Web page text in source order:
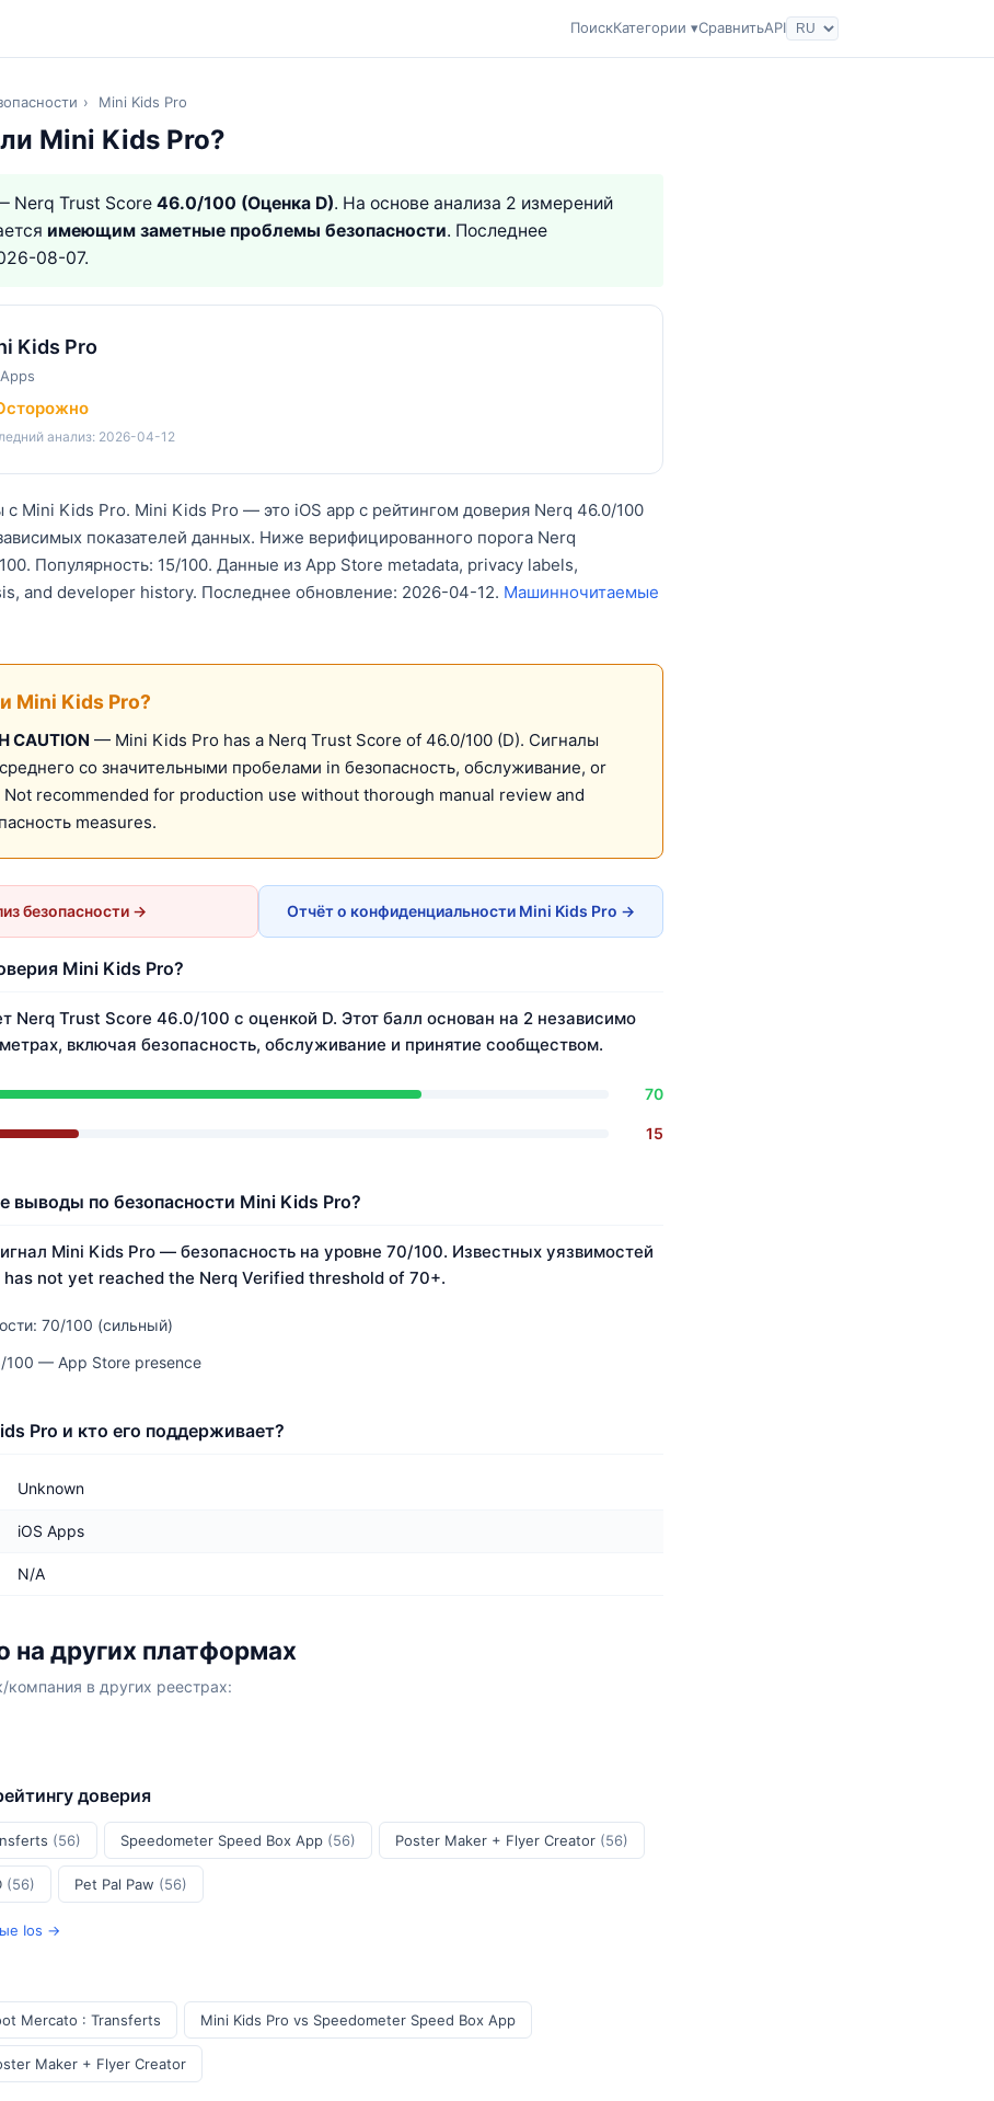
ПоискКатегории ▾СравнитьAPI
› Mini Kids Pro
Mini Kids Pro?
Nerq Trust Score 46.0/100 (Оценка D). На основе анализа 2 измерений
имеющим заметные проблемы безопасности. Последнее
08-07.
Kids Pro
анализ: 2026-04-12
с Mini Kids Pro. Mini Kids Pro — это iOS app с рейтингом доверия Nerq 46.0/100
показателей данных. Ниже верифицированного порога Nerq
Популярность: 15/100. Данные из App Store metadata, privacy labels,
and developer history. Последнее обновление: 2026-04-12. Машинночитаемые
Mini Kids Pro?
CAUTION — Mini Kids Pro has a Nerq Trust Score of 46.0/100 (D). Сигналы
со значительными пробелами in безопасность, обслуживание, or
Not recommended for production use without thorough manual review and
measures.
безопасности → Отчёт о конфиденциальности Mini Kids Pro →
Mini Kids Pro?
Nerq Trust Score 46.0/100 с оценкой D. Этот балл основан на 2 независимо
включая безопасность, обслуживание и принятие сообществом.
70
15
выводы по безопасности Mini Kids Pro?
Mini Kids Pro — безопасность на уровне 70/100. Известных уязвимостей
not yet reached the Nerq Verified threshold of 70+.
70/100 (сильный)
100 — App Store presence
Pro и кто его поддерживает?
Unknown
iOS Apps
N/A
на других платформах
компания в других реестрах:
доверия
(56) Speedometer Speed Box App (56) Poster Maker + Flyer Creator (56)
(56) Pet Pal Paw (56)
Ios →
Mercato : Transferts Mini Kids Pro vs Speedometer Speed Box App
Maker + Flyer Creator